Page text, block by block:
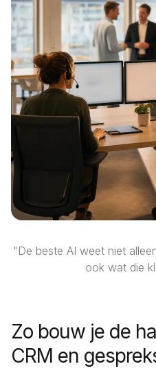
"De beste AI weet niet
ook wat die
Zo bouw je de
CRM en